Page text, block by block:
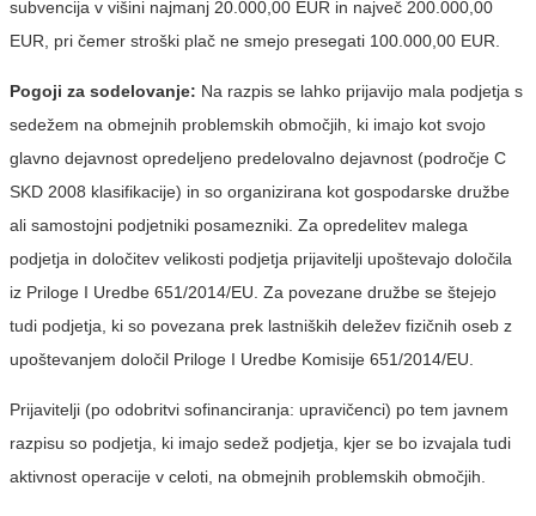
subvencija v višini najmanj 20.000,00 EUR in največ 200.000,00
EUR, pri čemer stroški plač ne smejo presegati 100.000,00 EUR.
Pogoji za sodelovanje: Na razpis se lahko prijavijo mala podjetja s
sedežem na obmejnih problemskih območjih, ki imajo kot svojo
glavno dejavnost opredeljeno predelovalno dejavnost (področje C
SKD 2008 klasifikacije) in so organizirana kot gospodarske družbe
ali samostojni podjetniki posamezniki. Za opredelitev malega
podjetja in določitev velikosti podjetja prijavitelji upoštevajo določila
iz Priloge I Uredbe 651/2014/EU. Za povezane družbe se štejejo
tudi podjetja, ki so povezana prek lastniških deležev fizičnih oseb z
upoštevanjem določil Priloge I Uredbe Komisije 651/2014/EU.
Prijavitelji (po odobritvi sofinanciranja: upravičenci) po tem javnem
razpisu so podjetja, ki imajo sedež podjetja, kjer se bo izvajala tudi
aktivnost operacije v celoti, na obmejnih problemskih območjih.